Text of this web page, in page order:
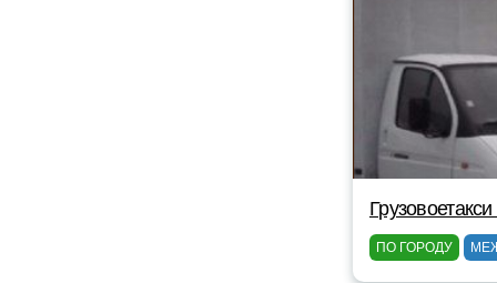
ПО ГОРОДУ